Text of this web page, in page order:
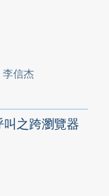
李信杰
叫之跨瀏覽器